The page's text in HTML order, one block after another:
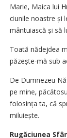
Marie, Maica lui
ciunile noastre și
mântuiască și să
Toată nădejdea
păzește-mă sub
De Dumnezeu
pe mine,
folosința ta, că
miluiește.
Rugăciunea